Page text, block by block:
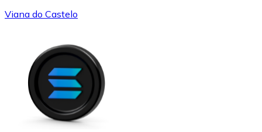
Viana do Castelo